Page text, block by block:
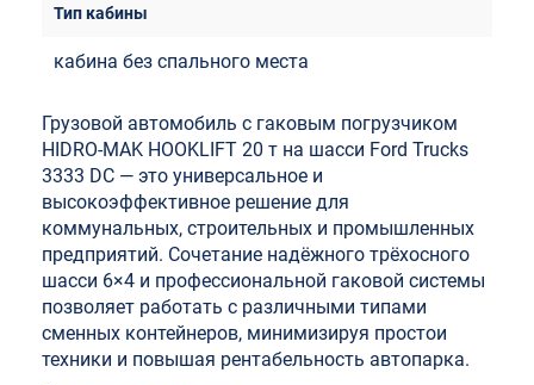
кабина без спального места
Грузовой автомобиль с гаковым погрузчиком
HIDRO-MAK HOOKLIFT 20 т на шасси Ford Trucks
3333 DC — это универсальное и
высокоэффективное решение для
коммунальных, строительных и промышленных
предприятий. Сочетание надёжного трёхосного
шасси 6×4 и профессиональной гаковой системы
позволяет работать с различными типами
сменных контейнеров, минимизируя простои
техники и повышая рентабельность автопарка.